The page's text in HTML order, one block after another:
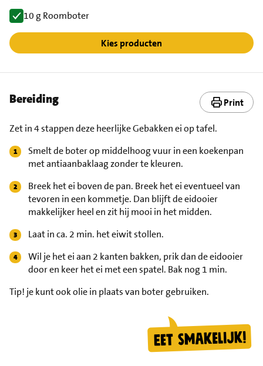
10 g Roomboter
Kies producten
Bereiding Print
Zet in 4 stappen deze heerlijke Gebakken ei op tafel.
Smelt de boter op middelhoog vuur in een koekenpan
met antiaanbaklaag zonder te kleuren.
Breek het ei boven de pan. Breek het ei eventueel van
tevoren in een kommetje. Dan blijft de eidooier
makkelijker heel en zit hij mooi in het midden.
Laat in ca. 2 min. het eiwit stollen.
Wil je het ei aan 2 kanten bakken, prik dan de eidooier
door en keer het ei met een spatel. Bak nog 1 min.
Tip! je kunt ook olie in plaats van boter gebruiken.